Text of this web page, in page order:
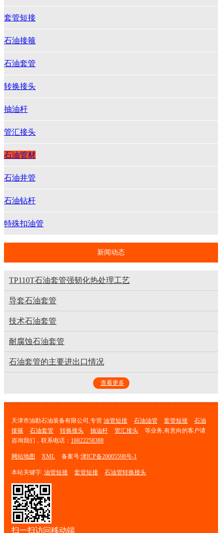
套管短接
石油接箍
石油套管
转换接头
抽油杆
管汇接头
石油管材
石油井管
石油钻杆
特殊扣油管
新闻动态
TP110T石油套管强韧化热处理工艺
导套石油套管
技术石油套管
耐腐蚀石油套管
石油套管的主要进出口情况
查看更多
天津市油勘石油装备有限公司,专营 油管短接 石油油管 套管短接
石油
接箍
石油套管 转换接头 抽油杆 管汇接头
等业务,有意向的客户请
咨询我们，联系电话： 18822258388
网站地图 XML 备案号:津ICP备20005598号-1
本站关键字: 油管短接 套管短接 石油管转换接头
扫一扫访问移动端